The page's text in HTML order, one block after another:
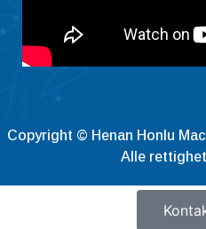
Copyright © Henan Honlu
Alle